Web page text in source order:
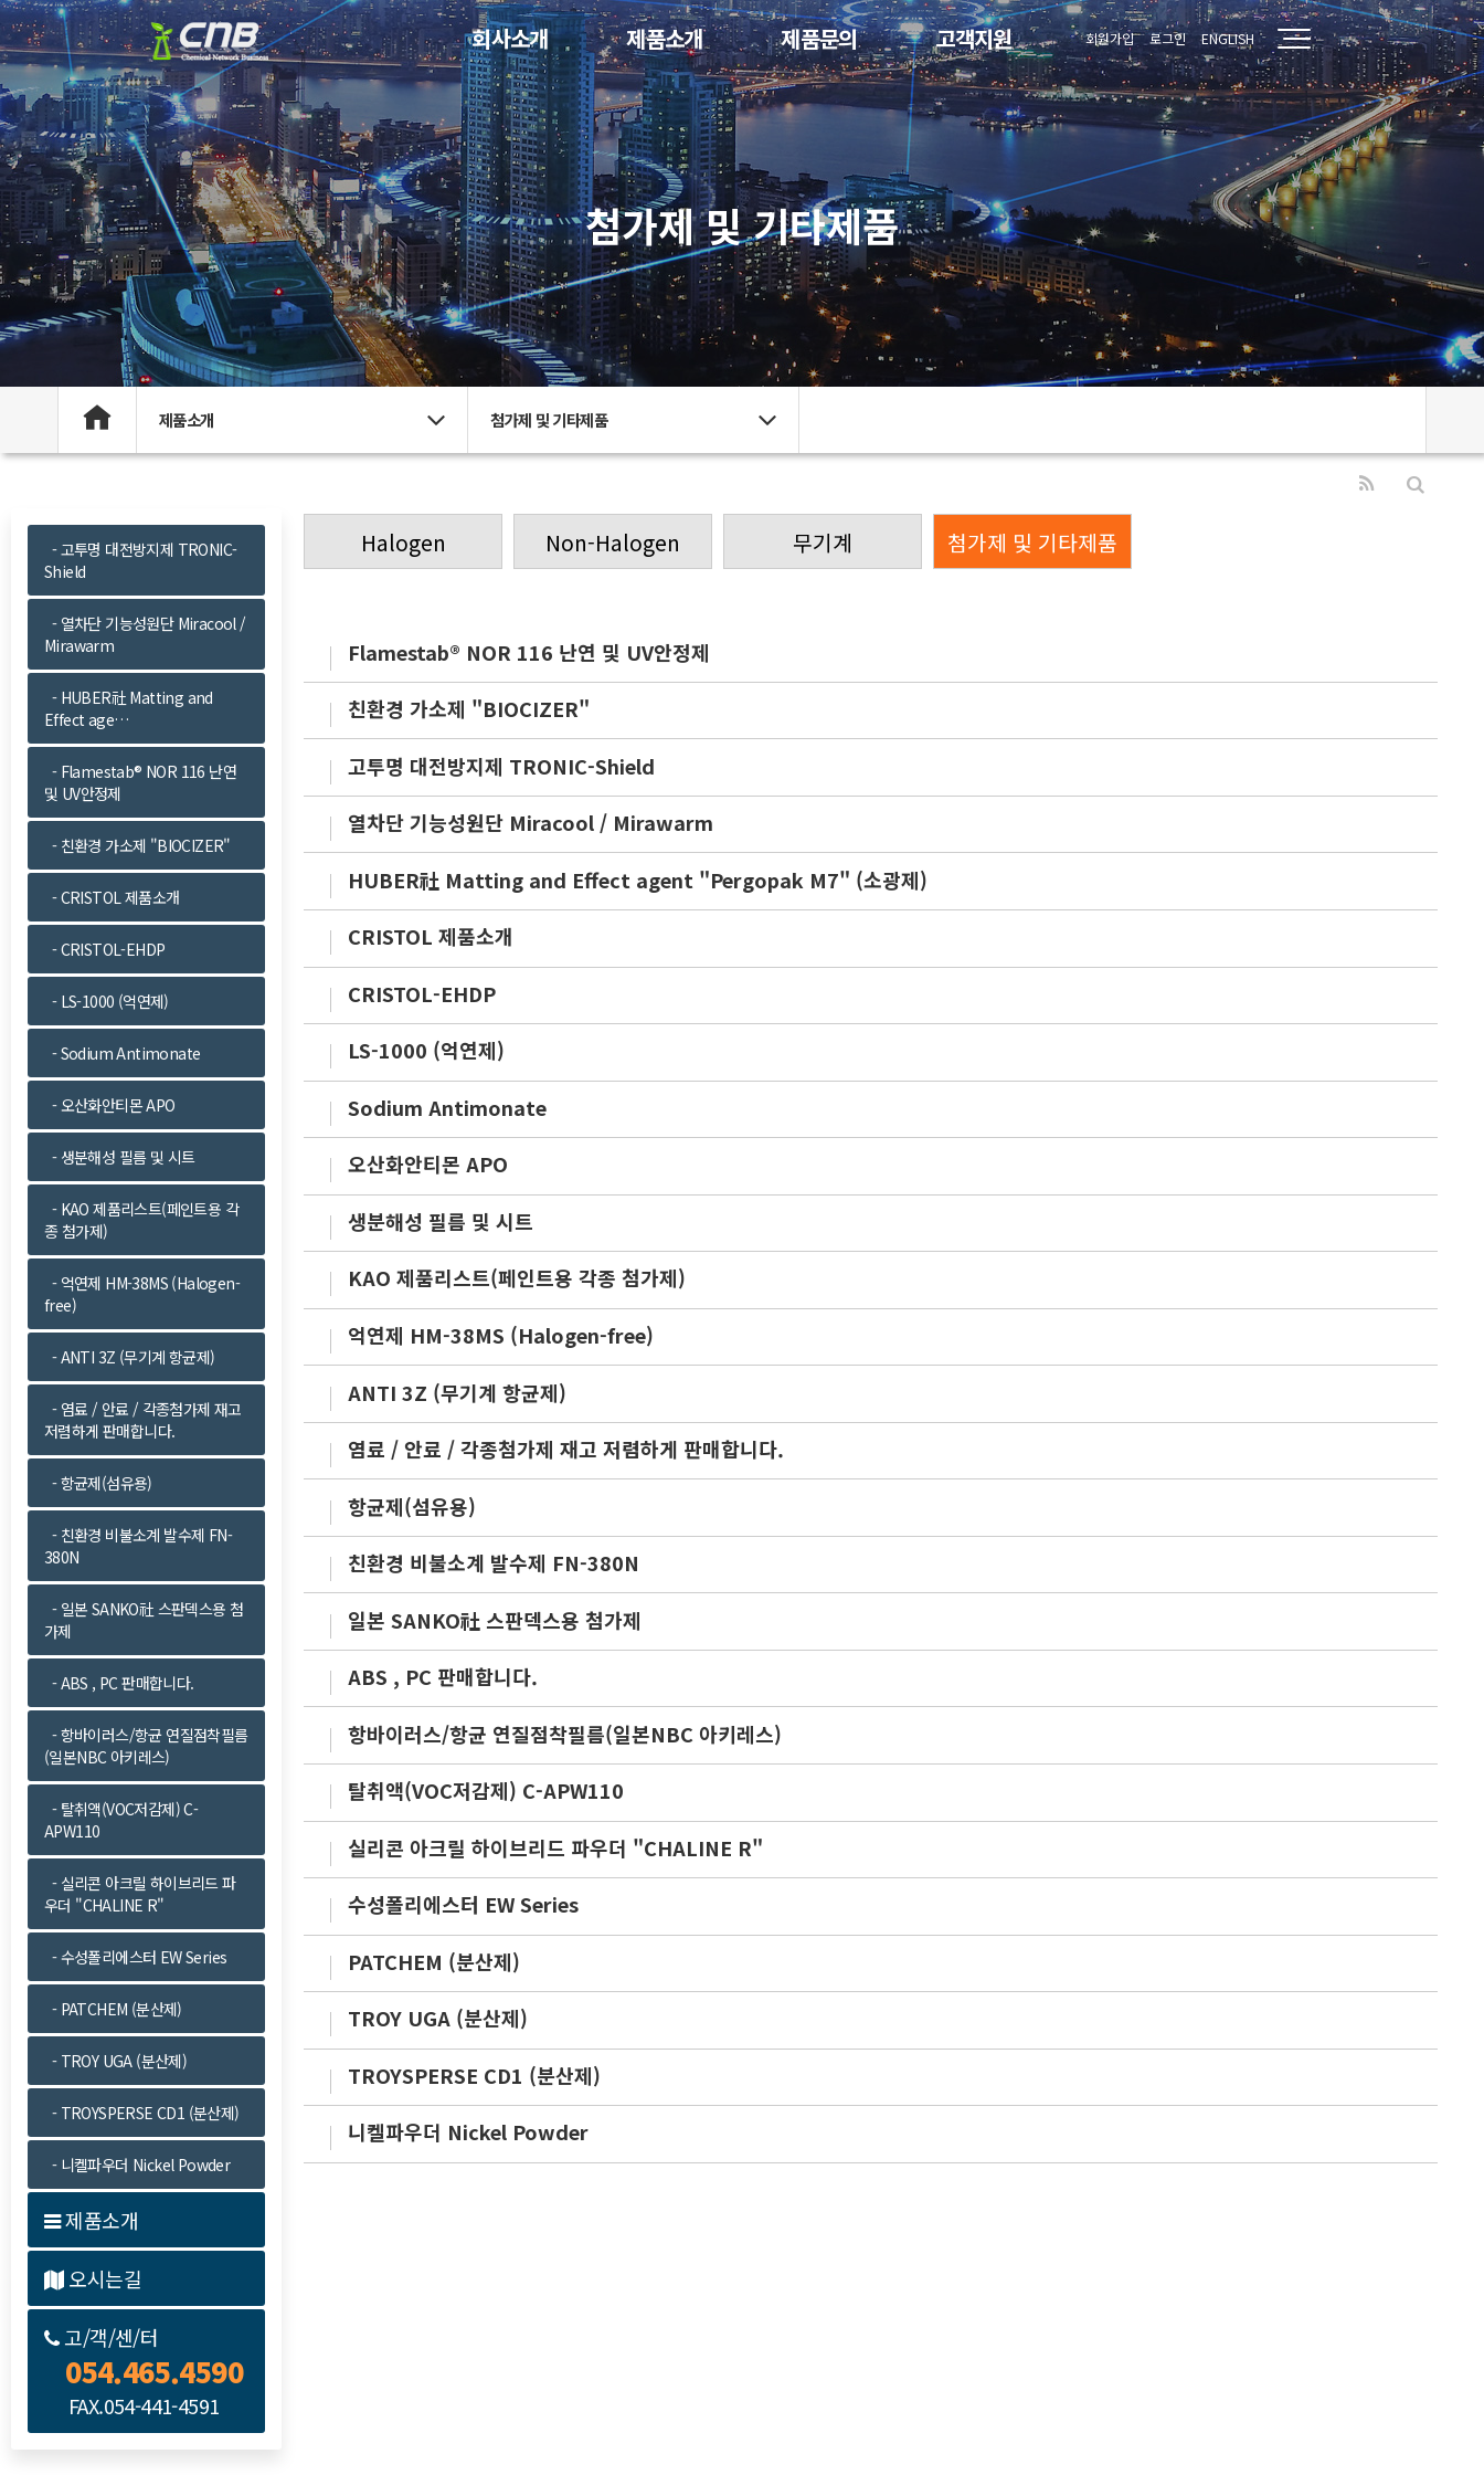
회사소개 제품소개 제품문의 고객지원 회원가입 로그인 ENGLISH
첨가제 및 기타제품
제품소개 첨가제 및 기타제품
- 고투명 대전방지제 TRONIC-
Shield
- 열차단 기능성원단 Miracool /
Mirawarm
- HUBER社 Matting and
Effect age…
- Flamestab® NOR 116 난연
및 UV안정제
- 친환경 가소제 "BIOCIZER"
- CRISTOL 제품소개
- CRISTOL-EHDP
- LS-1000 (억연제)
- Sodium Antimonate
- 오산화안티몬 APO
- 생분해성 필름 및 시트
- KAO 제품리스트(페인트용 각
종 첨가제)
- 억연제 HM-38MS (Halogen-
free)
- ANTI 3Z (무기계 항균제)
- 염료 / 안료 / 각종첨가제 재고
저렴하게 판매합니다.
- 항균제(섬유용)
- 친환경 비불소계 발수제 FN-
380N
- 일본 SANKO社 스판덱스용 첨
가제
- ABS , PC 판매합니다.
- 항바이러스/항균 연질점착필름
(일본NBC 아키레스)
- 탈취액(VOC저감제) C-
APW110
- 실리콘 아크릴 하이브리드 파
우더 "CHALINE R"
- 수성폴리에스터 EW Series
- PATCHEM (분산제)
- TROY UGA (분산제)
- TROYSPERSE CD1 (분산제)
- 니켈파우더 Nickel Powder
제품소개
오시는길
고/객/센/터
054.465.4590
FAX.054-441-4591
Halogen Non-Halogen 무기계 첨가제 및 기타제품
Flamestab® NOR 116 난연 및 UV안정제
친환경 가소제 "BIOCIZER"
고투명 대전방지제 TRONIC-Shield
열차단 기능성원단 Miracool / Mirawarm
HUBER社 Matting and Effect agent "Pergopak M7" (소광제)
CRISTOL 제품소개
CRISTOL-EHDP
LS-1000 (억연제)
Sodium Antimonate
오산화안티몬 APO
생분해성 필름 및 시트
KAO 제품리스트(페인트용 각종 첨가제)
억연제 HM-38MS (Halogen-free)
ANTI 3Z (무기계 항균제)
염료 / 안료 / 각종첨가제 재고 저렴하게 판매합니다.
항균제(섬유용)
친환경 비불소계 발수제 FN-380N
일본 SANKO社 스판덱스용 첨가제
ABS , PC 판매합니다.
항바이러스/항균 연질점착필름(일본NBC 아키레스)
탈취액(VOC저감제) C-APW110
실리콘 아크릴 하이브리드 파우더 "CHALINE R"
수성폴리에스터 EW Series
PATCHEM (분산제)
TROY UGA (분산제)
TROYSPERSE CD1 (분산제)
니켈파우더 Nickel Powder